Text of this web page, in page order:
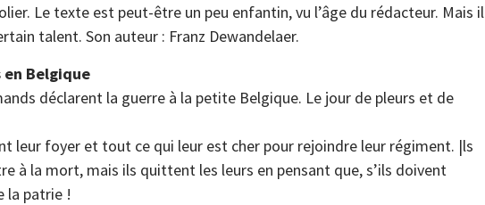
Le texte est peut-être un peu enfantin, vu l’âge du rédacteur. Mais il
talent. Son auteur : Franz Dewandelaer.
en Belgique
déclarent la guerre à la petite Belgique. Le jour de pleurs et de
leur foyer et tout ce qui leur est cher pour rejoindre leur régiment. |ls
à la mort, mais ils quittent les leurs en pensant que, s’ils doivent
la patrie !